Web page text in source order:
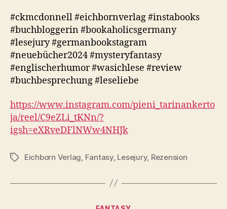
#ckmcdonnell #eichbornverlag #instabooks
#buchbloggerin #bookaholicsgermany
#lesejury #germanbookstagram
#neuebücher2024 #mysteryfantasy
#englischerhumor #wasichlese #review
#buchbesprechung #leseliebe
https://www.instagram.com/pieni_tarinankerto
ja/reel/C9eZLi_tKNn/?
igsh=eXRveDFlNWw4NHJk
Schlagwörter
Eichborn Verlag Fantasy, Lesejury, Rezension
Kategorien